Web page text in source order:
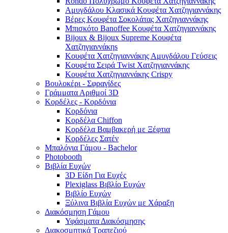
Αμυγδάλου Κλασικά Κουφέτα Χατζηγιαννάκης
Βέρες Κουφέτα Σοκολάτας Χατζηγιαννάκης
Μπισκότο Banoffee Κουφέτα Χατζηγιαννάκης
Bijoux & Bijoux Supreme Κουφέτα
Χατζηγιαννάκηs
Κουφέτα Χατζηγιαννάκης Αμυγδάλου Γεύσεις
Κουφέτα Σειρά Twist Χατζηγιαννάκης
Κουφέτα Χατζηγιαννάκης Crispy
Βουλοκέρι - Σφραγίδες
Γράμματα Αριθμοί 3D
Κορδέλες - Κορδόνια
Κορδόνια
Κορδέλα Chiffon
Κορδέλα Βαμβακερή με Ξέφτια
Κορδέλες Σατέν
Μπαλόνια Γάμου - Bachelor
Photobooth
Βιβλία Ευχών
3D Είδη Για Ευχές
Plexiglass Βιβλίο Ευχών
Βιβλίο Ευχών
Ξύλινα Βιβλία Ευχών με Χάραξη
Διακόσμηση Γάμου
Υφάσματα Διακόσμησης
Διακοσμητικά Τραπεζιού